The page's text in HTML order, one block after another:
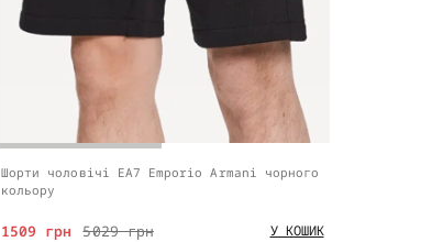
Шорти чоловічі EA7 Emporio Armani чорного
кольору
5029 грн
1509 грн У КОШИК